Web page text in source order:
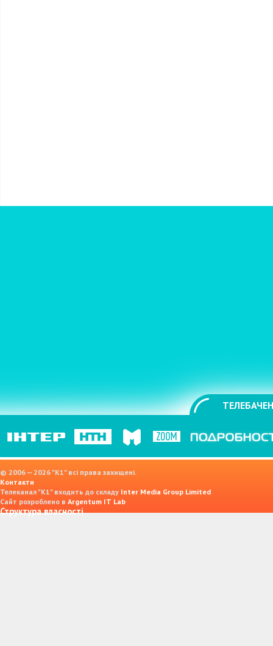
© 2006 — 2026 "K1" всі права захищені.
Контакти
Телеканал "К1" входить до складу Inter Media Group Limited
Сайт розроблено в Argentum IT Lab
Структура власності